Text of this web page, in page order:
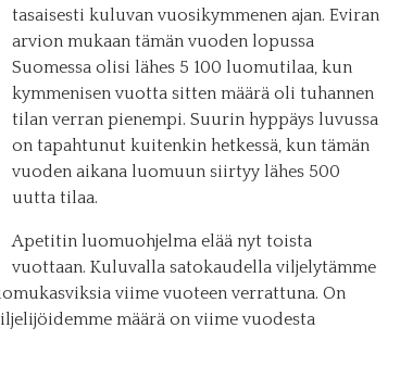
tasaisesti kuluvan vuosikymmenen ajan. Eviran
arvion mukaan tämän vuoden lopussa
Suomessa olisi lähes 5 100 luomutilaa, kun
kymmenisen vuotta sitten määrä oli tuhannen
tilan verran pienempi. Suurin hyppäys luvussa
on tapahtunut kuitenkin hetkessä, kun tämän
vuoden aikana luomuun siirtyy lähes 500
uutta tilaa.
Apetitin luomuohjelma elää nyt toista
vuottaan. Kuluvalla satokaudella viljelytämme
viime vuoteen verrattuna. On
määrä on viime vuodesta